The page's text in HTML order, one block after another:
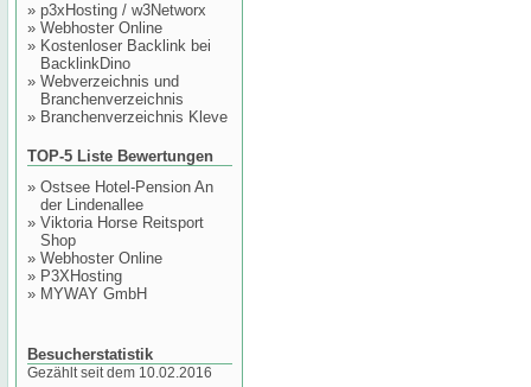
» p3xHosting / w3Networx
» Webhoster Online
» Kostenloser Backlink bei
BacklinkDino
» Webverzeichnis und
Branchenverzeichnis
» Branchenverzeichnis Kleve
TOP-5 Liste Bewertungen
» Ostsee Hotel-Pension An
der Lindenallee
» Viktoria Horse Reitsport
Shop
» Webhoster Online
» P3XHosting
» MYWAY GmbH
Besucherstatistik
Gezählt seit dem 10.02.2016